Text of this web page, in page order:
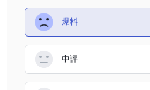
爆料
中評